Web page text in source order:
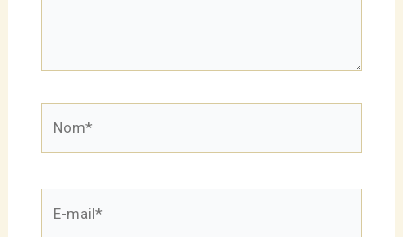
mail*